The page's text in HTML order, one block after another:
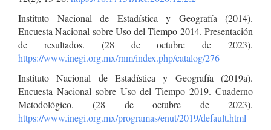
Instituto Nacional de Estadística y Geografía (2014).
Encuesta Nacional sobre Uso del Tiempo 2014. Presentación
de resultados. (28 de octubre de 2023).
https://www.inegi.org.mx/rnm/index.php/catalog/276
Instituto Nacional de Estadística y Geografía (2019a).
Encuesta Nacional sobre Uso del Tiempo 2019. Cuaderno
Metodológico. (28 de octubre de 2023).
https://www.inegi.org.mx/programas/enut/2019/default.html